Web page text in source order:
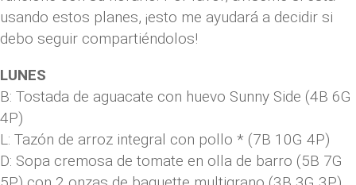
usando estos planes, ¡esto me ayudará a decidir si
debo seguir compartiéndolos!
LUNES
B: Tostada de aguacate con huevo Sunny Side (4B 6G
4P)
L: Tazón de arroz integral con pollo * (7B 10G 4P)
D: Sopa cremosa de tomate en olla de barro (5B 7G